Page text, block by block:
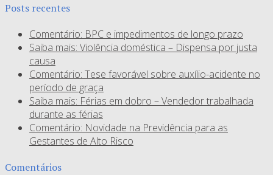
Posts recentes
Comentário: BPC e impedimentos de longo prazo
Saiba mais: Violência doméstica – Dispensa por justa
causa
Comentário: Tese favorável sobre auxílio-acidente no
período de graça
Saiba mais: Férias em dobro – Vendedor trabalhada
durante as férias
Comentário: Novidade na Previdência para as
Gestantes de Alto Risco
Comentários